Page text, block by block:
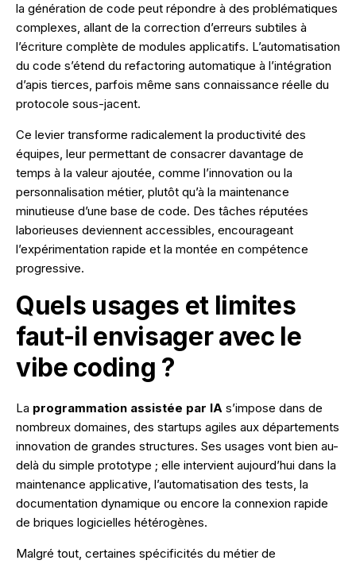
la génération de code peut répondre à des problématiques
complexes, allant de la correction d’erreurs subtiles à
l’écriture complète de modules applicatifs. L’automatisation
du code s’étend du refactoring automatique à l’intégration
d’apis tierces, parfois même sans connaissance réelle du
protocole sous-jacent.
Ce levier transforme radicalement la productivité des
équipes, leur permettant de consacrer davantage de
temps à la valeur ajoutée, comme l’innovation ou la
personnalisation métier, plutôt qu’à la maintenance
minutieuse d’une base de code. Des tâches réputées
laborieuses deviennent accessibles, encourageant
l’expérimentation rapide et la montée en compétence
progressive.
Quels usages et limites
faut-il envisager avec le
vibe coding ?
La programmation assistée par IA s’impose dans de
nombreux domaines, des startups agiles aux départements
innovation de grandes structures. Ses usages vont bien au-
delà du simple prototype ; elle intervient aujourd’hui dans la
maintenance applicative, l’automatisation des tests, la
documentation dynamique ou encore la connexion rapide
de briques logicielles hétérogènes.
Malgré tout, certaines spécificités du métier de